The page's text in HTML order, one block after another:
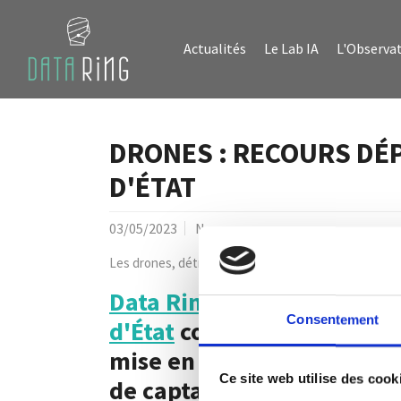
Consentement
Ce site web utilise des
Actualités Le Lab IA
DRONES : RECOURS
D'ÉTAT
03/05/2023 News
Les drones, détraqueurs modernes, sont des
Data Ringa déposé ce
d'Étatcontre le Décret n°
mise en œuvre de
de captation installés sur